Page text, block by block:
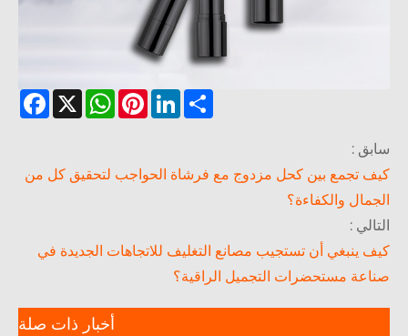
Facebook X
WhatsAppPinterestLinkedInShare
:
تجمع بين كحل مزدوج مع فرشاة الحواجب لتحقيق كل من
والكفاءة؟
:
ينبغي أن تستجيب مصانع التغليف للاتجاهات الجديدة في
مستحضرات التجميل الراقية؟
أخبار ذات صلة